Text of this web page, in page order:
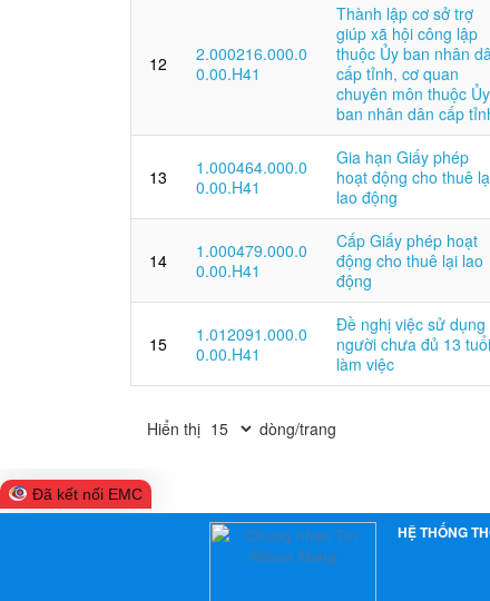
12
2.000216.000.0
0.00.H41
Thành lập cơ sở trợ
giúp xã hội công lập
thuộc Ủy ban nhân
cấp tỉnh, cơ quan
chuyên môn thuộc Ủy
ban nhân dân cấp
13
1.000464.000.0
0.00.H41
Gia hạn Giấy phép
hoạt động cho thuê
lao động
14
1.000479.000.0
0.00.H41
Cấp Giấy phép hoạt
động cho thuê lại lao
động
15
1.012091.000.0
0.00.H41
Đề nghị việc sử dụng
người chưa đủ 13 tuổi
làm việc
Hiển thị dòng/trang
Đã kết nối EMC
HỆ THỐNG